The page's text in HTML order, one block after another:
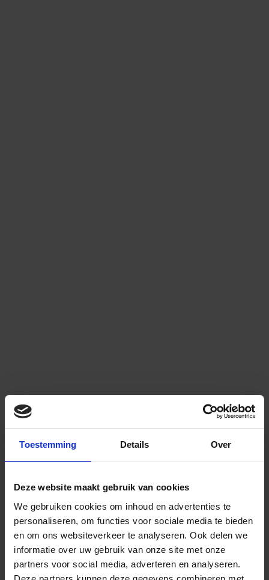
Toestemming Details Over
Deze website maakt gebruik van cookies
We gebruiken cookies om inhoud en advertenties te
personaliseren, om functies voor sociale media te bieden
en om ons websiteverkeer te analyseren. Ook delen we
informatie over uw gebruik van onze site met onze
partners voor social media, adverteren en analyseren.